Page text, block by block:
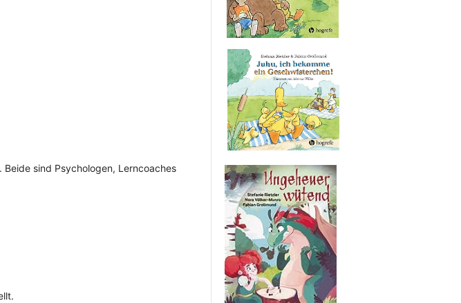
Beide sind Psychologen, Lerncoaches